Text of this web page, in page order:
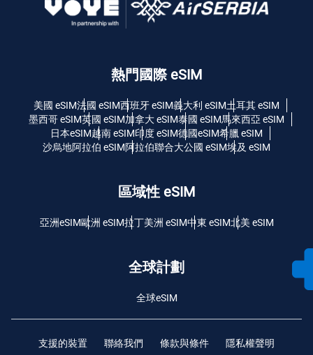
熱門國際 eSIM
美國 eSIM法國 eSIM西班牙 eSIM義大利 eSIM土耳其 eSIM
墨西哥 eSIM英國 eSIM加拿大 eSIM泰國 eSIM馬來西亞 eSIM
日本eSIM越南 eSIM印度 eSIM德國eSIM希臘 eSIM
沙烏地阿拉伯 eSIM阿拉伯聯合大公國 eSIM埃及 eSIM
區域性 eSIM
亞洲eSIM歐洲 eSIM拉丁美洲 eSIM中東 eSIM北美 eSIM
全球計劃
全球eSIM
支援的裝置 聯絡我們 條款與條件 隱私權聲明